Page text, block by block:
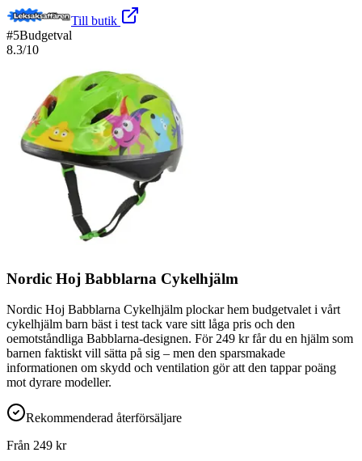
Till butik
#5Budgetval
8.3/10
Nordic Hoj Babblarna Cykelhjälm
Nordic Hoj Babblarna Cykelhjälm plockar hem budgetvalet i vårt
cykelhjälm barn bäst i test tack vare sitt låga pris och den
oemotståndliga Babblarna-designen. För 249 kr får du en hjälm som
barnen faktiskt vill sätta på sig – men den sparsmakade
informationen om skydd och ventilation gör att den tappar poäng
mot dyrare modeller.
Rekommenderad återförsäljare
Från 249 kr